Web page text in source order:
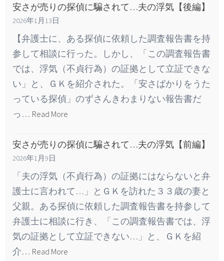
安さが売りの探偵に騙されて…夫の浮気【後編】
2026年1月13日
【弁護士に、ある探偵に依頼した調査報告書を持
参して相談に行った。しかし、「この調査報告書
では、浮気（不貞行為）の証拠として立証できな
い」と、ＧＫを紹介された。「安さばかりをうた
っている探偵」のずさんきわまりない報告書だ
っ… Read More
安さが売りの探偵に騙されて…夫の浮気【前編】
2026年1月9日
「夫の浮気（不貞行為）の証拠にはならないと弁
護士に言われて…」とＧＫを訪れた３３歳の妻と
父親。ある探偵に依頼した調査報告書を持参して
弁護士に相談に行き、「この調査報告書では、浮
気の証拠として立証できない…」と、ＧＫを紹
介… Read More